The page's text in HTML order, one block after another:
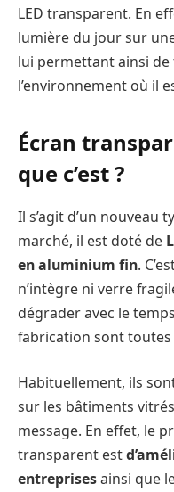
LED transparent. En
lumière du jour sur
lui permettant ainsi
l’environnement où il
Écran
que c’est ?
Il s’agit d’un nouveau
marché, il est doté de
en aluminium fin.
n’intègre ni verre
dégrader avec le
fabrication sont
Habituellement, ils
sur les bâtiments
message. En effet, le
transparent est
entreprisesainsi que